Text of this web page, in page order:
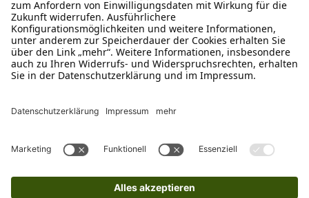
Schreibe uns
verkauf@schecker.de
WhatsApp Support
Tritt unserem Newsletter bei